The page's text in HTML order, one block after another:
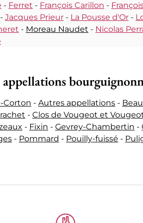
- Ferret - François Carillon -
- Jacques Prieur - La Pousse d'Or -
- Moreau Naudet - Nicolas
Corton - Autres appellations -
- Clos de Vougeot et
- Fixin - Gevrey-Chambertin -
- Pommard - Pouilly-fuissé -